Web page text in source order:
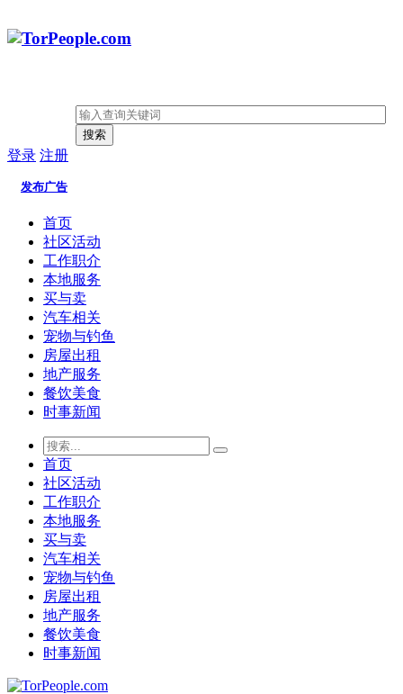
搜索
登录 注册
发布广告
首页
社区活动
工作职介
本地服务
买与卖
汽车相关
宠物与钓鱼
房屋出租
地产服务
餐饮美食
时事新闻
首页
社区活动
工作职介
本地服务
买与卖
汽车相关
宠物与钓鱼
房屋出租
地产服务
餐饮美食
时事新闻